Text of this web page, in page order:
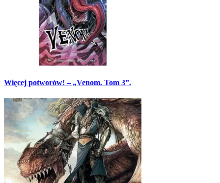
Więcej potworów! – „Venom. Tom 3”.